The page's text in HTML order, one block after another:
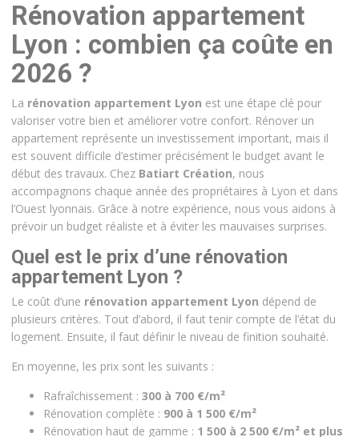
Rénovation appartement
Lyon : combien ça coûte en
2026 ?
La rénovation appartement Lyon est une étape clé pour
valoriser votre bien et améliorer votre confort. Rénover un
appartement représente un investissement important, mais il
est souvent difficile d’estimer précisément le budget avant le
début des travaux. Chez Batiart Création, nous
accompagnons chaque année des propriétaires à Lyon et dans
l’Ouest lyonnais. Grâce à notre expérience, nous vous aidons à
prévoir un budget réaliste et à éviter les mauvaises surprises.
Quel est le prix d’une rénovation
appartement Lyon ?
Le coût d’une rénovation appartement Lyon dépend de
plusieurs critères. Tout d’abord, il faut tenir compte de l’état du
logement. Ensuite, il faut définir le niveau de finition souhaité.
En moyenne, les prix sont les suivants :
Rafraîchissement :300 à 700 €/m²
Rénovation complète : 900 à 1 500 €/m²
Rénovation haut de gamme : 1 500 à 2 500 €/m² et plus